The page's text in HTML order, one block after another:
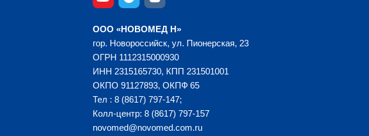
ООО «НОВОМЕД Н»
гор. Новороссийск, ул. Пионерская, 23
ОГРН 1112315000930
ИНН 2315165730, КПП 231501001
ОКПО 91127893, ОКПФ 65
Тел : 8 (8617) 797-147;
Колл-центр: 8 (8617) 797-157
novomed@novomed.com.ru